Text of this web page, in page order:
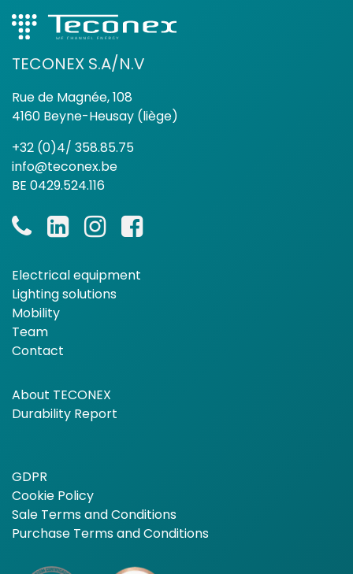
TECONEX S.A/N.V
Rue de Magnée, 108
4160 Beyne-Heusay (liège)
+32 (0)4/ 358.85.75
info@teconex.be
BE 0429.524.116
Electrical equipment
Lighting solutions
Mobility
Team
Contact
About TECONEX
Durability Report
GDPR
Cookie Policy
Sale Terms and Conditions
Purchase Terms and Conditions